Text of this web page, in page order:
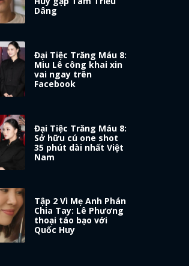
Dâng
Đại Tiệc Trăng Máu 8:
Miu Lê công khai xin
vai ngay trên
Facebook
Đại Tiệc Trăng Máu 8:
Sở hữu cú one shot
35 phút dài nhất Việt
Nam
Tập 2 Vì Mẹ Anh Phán
Chia Tay: Lê Phương
thoại táo bạo với
Quốc Huy